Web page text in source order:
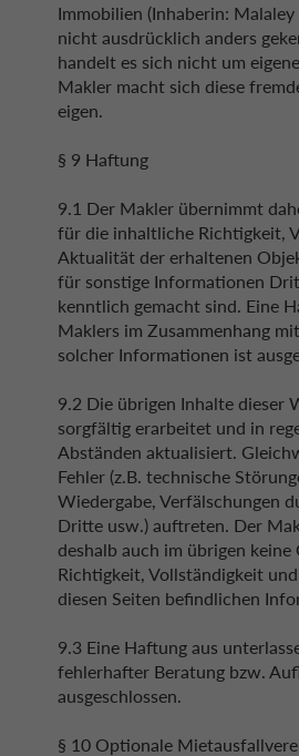
Immobilien (Inhaberin:
nicht ausdrücklich anders
handelt es sich nicht um
Makler macht sich diese
eigen.
§ 9 Haftung
9.1 Der Makler übernimmt
für die inhaltliche Richtigkeit,
Aktualität der erhaltenen
für sonstige Informationen
kenntlich gemacht sind. Eine
Maklers im Zusammenhang
solcher Informationen ist
9.2 Die übrigen Inhalte dieser
sorgfältig erarbeitet und in
Abständen aktualisiert.
Fehler (z.B. technische
Wiedergabe, Verfälschungen
Dritte usw.) auftreten. Der
deshalb auch im übrigen
Richtigkeit, Vollständigkeit
diesen Seiten befindlichen
9.3 Eine Haftung aus
fehlerhafter Beratung bzw.
ausgeschlossen.
§ 10 Optionale